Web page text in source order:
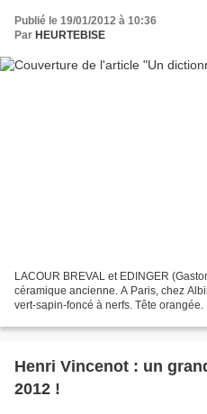
Publié le 19/01/2012 à 10:36
Par HEURTEBISE
LACOUR BREVAL et EDINGER
céramique ancienne. A Paris, chez
vert-sapin-foncé à nerfs. Tête orangée.
Henri Vincenot : un
2012 !